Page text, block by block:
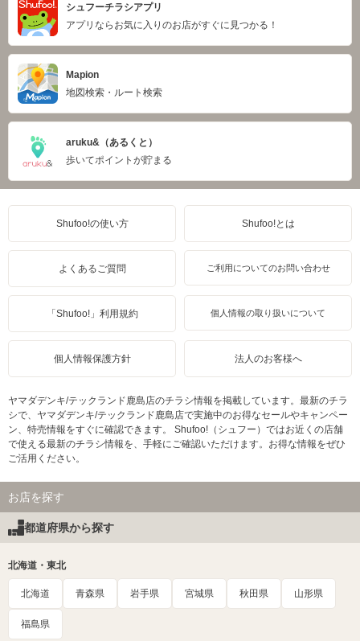
シュフーチラシアプリ
アプリならお気に入りのお店がすぐに見つかる！
Mapion
地図検索・ルート検索
aruku&（あるくと）
歩いてポイントが貯まる
Shufoo!の使い方 Shufoo!とは
よくあるご質問 ご利用についてのお問い合わせ
「Shufoo!」利用規約 個人情報の取り扱いについて
個人情報保護方針 法人のお客様へ
ヤマダデンキ/テックランド鹿島店のチラシ情報を掲載しています。最新のチラ
シで、ヤマダデンキ/テックランド鹿島店で実施中のお得なセールやキャンペー
ン、特売情報をすぐに確認できます。 Shufoo!（シュフー）ではお近くの店舗
で使える最新のチラシ情報を、手軽にご確認いただけます。お得な情報をぜひ
ご活用ください。
お店を探す
都道府県から探す
北海道・東北
北海道 青森県 岩手県 宮城県 秋田県 山形県
福島県